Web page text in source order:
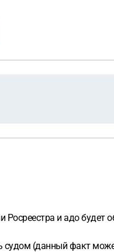
и адо будет
судом (данный факт